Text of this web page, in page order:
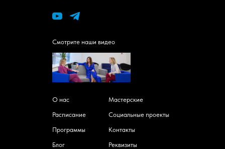
О нас
Смотрите наши видео
Расписание
Программы
Блог
Мастерские
Контакты
Реквизиты
Социальные проекты